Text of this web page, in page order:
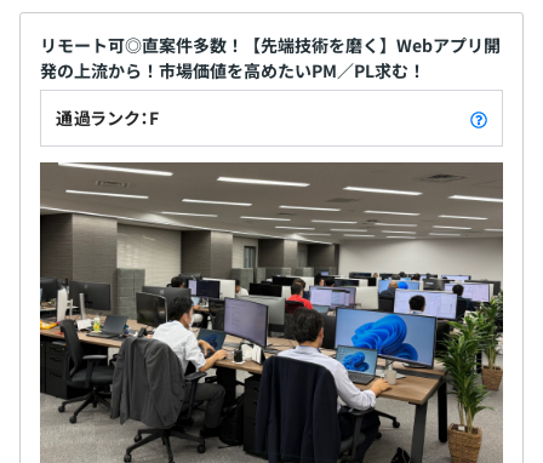
リモート可◎直案件多数！【先端技術を磨く】Webアプリ開
発の上流から！市場価値を高めたいPM／PL求む！
通過ランク：F